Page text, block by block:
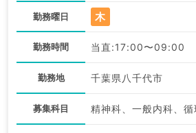
勤務曜日 木
勤務時間 当直:17:00〜09:00
勤務地 千葉県八千代市
募集科目